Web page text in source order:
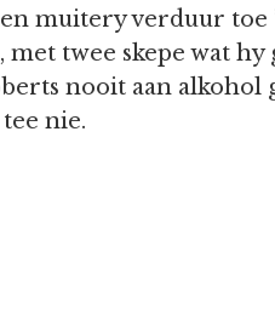
muitery verduur
met twee skepe wat
nooit aan alkohol
nie.